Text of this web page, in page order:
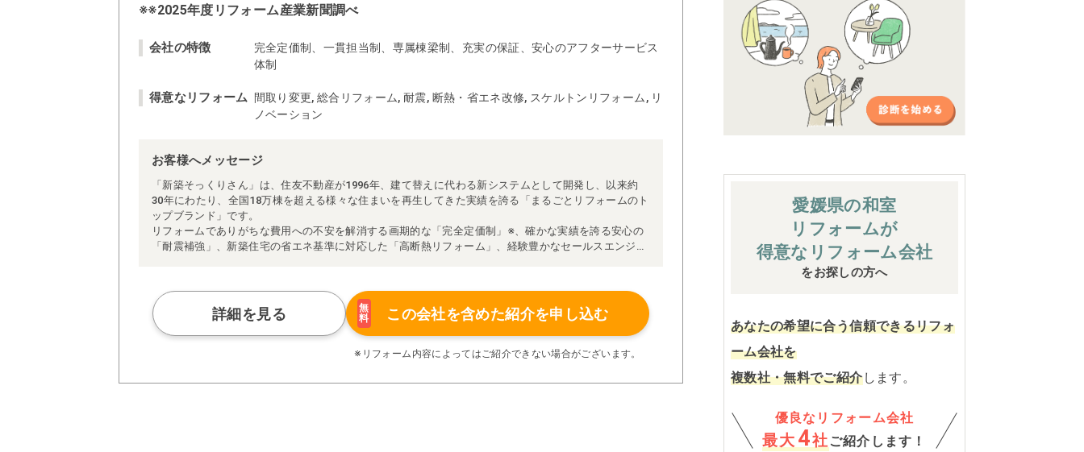
※※2025年度リフォーム産業新聞調べ
会社の特徴
完全定価制、一貫担当制、専属棟梁制、充実の保証、安心のアフターサービス
体制
得意なリフォーム
間取り変更, 総合リフォーム, 耐震, 断熱・省エネ改修, スケルトンリフォーム, リ
ノベーション
お客様へメッセージ
「新築そっくりさん」は、住友不動産が1996年、建て替えに代わる新システムとして開発し、以来約
30年にわたり、全国18万棟を超える様々な住まいを再生してきた実績を誇る「まるごとリフォームのト
ップブランド」です。
リフォームでありがちな費用への不安を解消する画期的な「完全定価制」※、確かな実績を誇る安心の
「耐震補強」、新築住宅の省エネ基準に対応した「高断熱リフォーム」、経験豊かなセールスエンジニ
られた充実の施工マニュアルや検査体制により高い施工品質を実現。
さらに、住友不動産のリフォームならではの充実の保証、アフターサービス体制で工事後も安心です。
ぜひ、あなたの大切なお住まいの再生を私たちにお任せください！
※お客様のご要望による工事内容変更がない限り着工後の追加費用はありません。
詳細を見る
無
料
この会社を含めた紹介を申し込む
※リフォーム内容によってはご紹介できない場合がございます。
愛媛県の和室
リフォームが
得意なリフォーム会社
をお探しの方へ
あなたの希望に合う信頼できるリフォ
ーム会社を
複数社・無料でご紹介します。
優良なリフォーム会社
最大 4社 ご紹介します！